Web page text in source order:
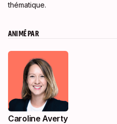
thématique.
ANIMÉ PAR
Caroline Averty